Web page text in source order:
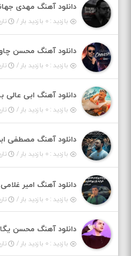
دانلود آهنگ مهدی
بازدید : ۰ بازدید بار /
دانلود آهنگ محسن
بازدید : ۰ بازدید بار /
دانلود آهنگ ابی عالی
بازدید : ۰ بازدید بار /
بازدید : ۰ بازدید بار /
بازدید : ۰ بازدید بار /
بازدید : ۰ بازدید بار /